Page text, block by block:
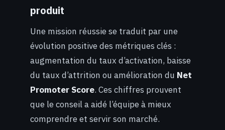
produit
Une mission réussie se traduit par une
évolution positive des métriques clés :
augmentation du taux d’activation, baisse
du taux d’attrition ou amélioration du Net
Promoter Score. Ces chiffres prouvent
que le conseil a aidé l’équipe à mieux
comprendre et servir son marché.